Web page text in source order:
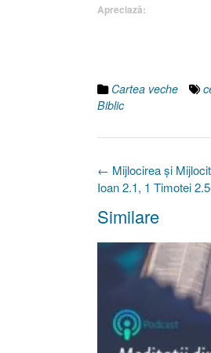
Apreciază:
Cartea veche
Biblic
Post
navigation
← Mijlocirea şi
Ioan 2.1, 1 Timotei
Similare